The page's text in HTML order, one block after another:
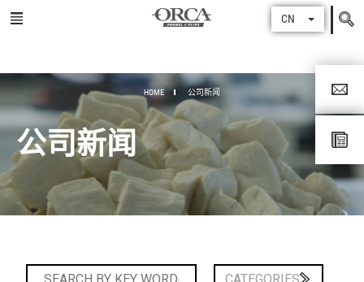
Search
for
CN
HOME 公司新闻
公司新闻